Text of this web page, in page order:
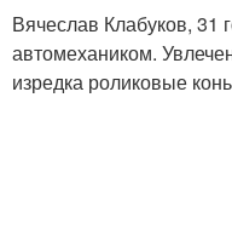
Вячеслав Клабуков, 31
автомехаником.
изредка роликовые